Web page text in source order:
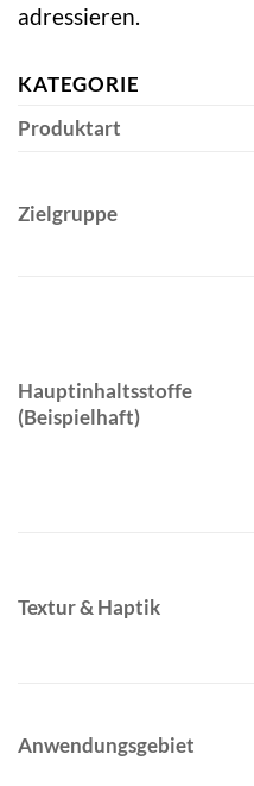
adressieren.
KATEGORIE
Produktart
Zielgruppe
Hauptinhaltsstoffe
(Beispielhaft)
Textur & Haptik
Anwendungsgebiet